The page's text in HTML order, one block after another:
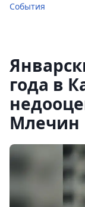
События
года в
Млечин